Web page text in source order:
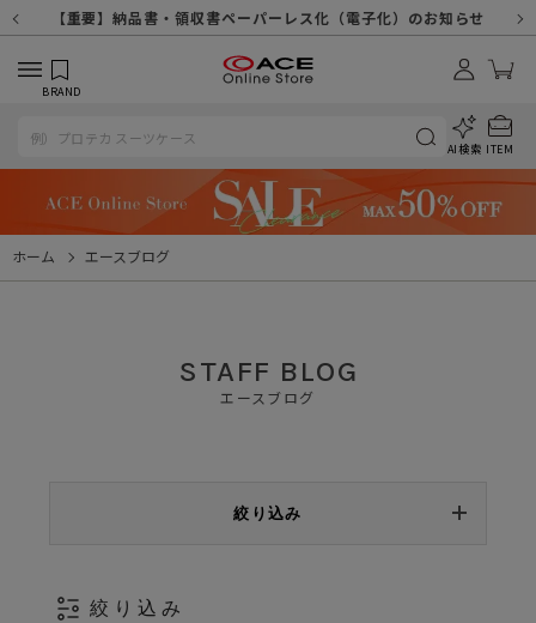
【重要】令和８年熊本地震に伴う配送への影響について
【重要】納品書・領収書ペーパーレス化（電子化）のお知らせ
【重要】天候不良や交通状況・物量増等に伴う配送への影響について
【重要】悪質な詐欺サイトにご注意ください
【重要】各種メールが届かない場合に関しまして
【重要】お問い合わせのご対応に関しまして
【重要】SNSのなりすまし詐欺にご注意ください
BRAND
AI検索 ITEM
ホーム エースブログ
STAFF BLOG
エースブログ
絞り込み
絞り込み